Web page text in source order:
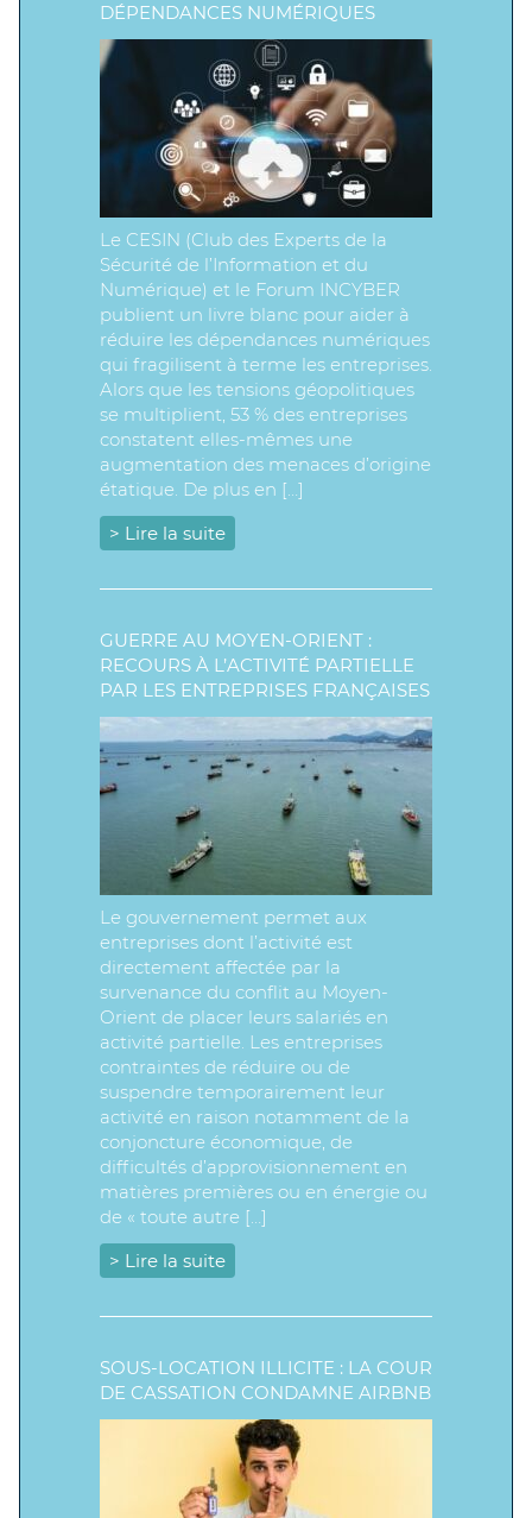
DÉPENDANCES NUMÉRIQUES
Le CESIN (Club des Experts de la
Sécurité de l’Information et du
Numérique) et le Forum INCYBER
publient un livre blanc pour aider à
réduire les dépendances numériques
qui fragilisent à terme les entreprises.
Alors que les tensions géopolitiques
se multiplient, 53 % des entreprises
constatent elles-mêmes une
augmentation des menaces d’origine
étatique. De plus en […]
> Lire la suite
GUERRE AU MOYEN-ORIENT :
RECOURS À L’ACTIVITÉ PARTIELLE
PAR LES ENTREPRISES FRANÇAISES
Le gouvernement permet aux
entreprises dont l’activité est
directement affectée par la
survenance du conflit au Moyen-
Orient de placer leurs salariés en
activité partielle. Les entreprises
contraintes de réduire ou de
suspendre temporairement leur
activité en raison notamment de la
conjoncture économique, de
difficultés d’approvisionnement en
matières premières ou en énergie ou
de « toute autre […]
> Lire la suite
SOUS-LOCATION ILLICITE : LA COUR
DE CASSATION CONDAMNE AIRBNB